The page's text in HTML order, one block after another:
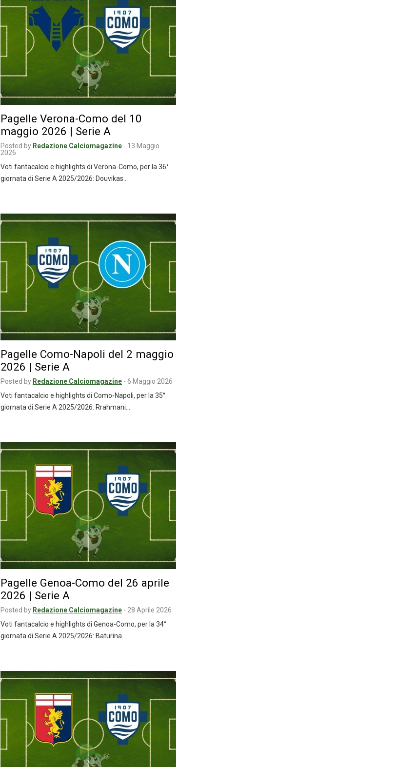
Pagelle Verona-Como del 10
maggio 2026 | Serie A
Posted by Redazione Calciomagazine - 13 Maggio
2026
Voti fantacalcio e highlights di Verona-Como, per la 36°
giornata di Serie A 2025/2026: Douvikas…
Pagelle Como-Napoli del 2 maggio
2026 | Serie A
Posted by Redazione Calciomagazine - 6 Maggio 2026
Voti fantacalcio e highlights di Como-Napoli, per la 35°
giornata di Serie A 2025/2026: Rrahmani…
Pagelle Genoa-Como del 26 aprile
2026 | Serie A
Posted by Redazione Calciomagazine - 28 Aprile 2026
Voti fantacalcio e highlights di Genoa-Como, per la 34°
giornata di Serie A 2025/2026: Baturina…